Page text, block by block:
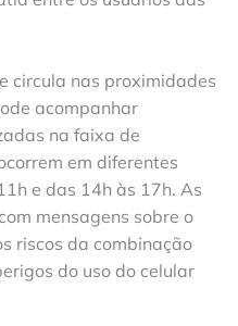
circula nas proximidades
acompanhar
na faixa de
em diferentes
e das 14h às 17h. As
mensagens sobre o
riscos da combinação
do uso do celular